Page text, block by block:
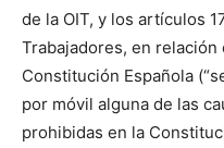
de la OIT, y los artículos
Trabajadores, en
Constitución Española
por móvil alguna de las
prohibidas en la